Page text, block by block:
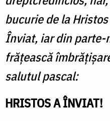
bucurie de la
Înviat, iar din parte-
frățească îmbrățiș
salutul pascal:
HRISTOS AÎNVIAT!